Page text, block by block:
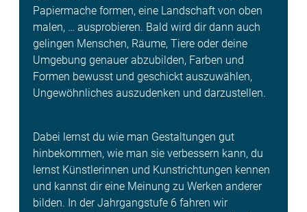
Papiermache formen, eine Landschaft von oben
malen, … ausprobieren. Bald wird dir dann auch
gelingen Menschen, Räume, Tiere oder deine
Umgebung ge­nauer abzubilden, Farben und
Formen bewusst und geschickt auszuwählen,
Unge­wöhnliches auszudenken und darzustellen.
Dabei lernst du wie man Gestaltungen gut
hinbekommen, wie man sie verbessern kann, du
lernst Künstlerinnen und Kunstrichtungen kennen
und kannst dir eine Meinung zu Werken anderer
bilden. In der Jahrgangstufe 6 fahren wir